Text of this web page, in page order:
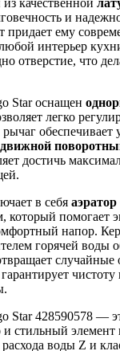
и
ему
интерьер
отверстие, что
Star оснащен
легко
обеспечивает
достичь
в себя аэратор
помогает
напор.
горячей воды
чистоту
Star 428590578 —
стильный
расхода воды Z и